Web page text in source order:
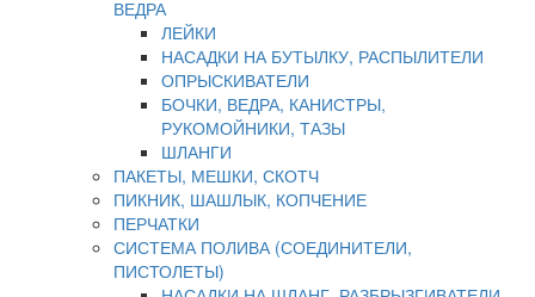
ВЕДРА
ЛЕЙКИ
НАСАДКИ НА БУТЫЛКУ, РАСПЫЛИТЕЛИ
ОПРЫСКИВАТЕЛИ
БОЧКИ, ВЕДРА, КАНИСТРЫ,
РУКОМОЙНИКИ, ТАЗЫ
ШЛАНГИ
ПАКЕТЫ, МЕШКИ, СКОТЧ
ПИКНИК, ШАШЛЫК, КОПЧЕНИЕ
ПЕРЧАТКИ
СИСТЕМА ПОЛИВА (СОЕДИНИТЕЛИ,
ПИСТОЛЕТЫ)